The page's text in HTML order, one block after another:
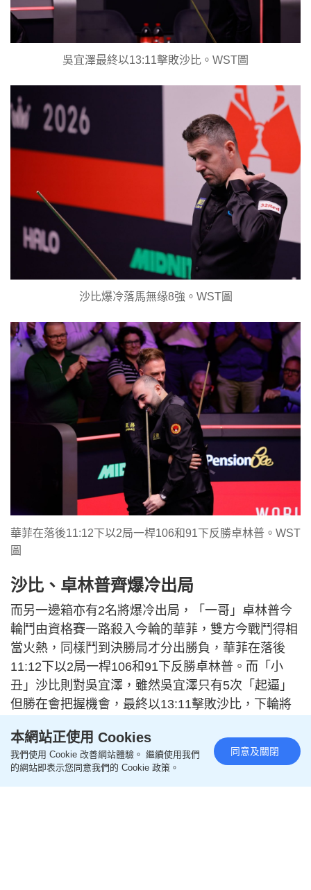
吳宜澤最終以13:11擊敗沙比。WST圖
沙比爆冷落馬無缘8強。WST圖
華菲在落後11:12下以2局一桿106和91下反勝卓林普。WST
圖
沙比、卓林普齊爆冷出局
而另一邊箱亦有2名將爆冷出局，「一哥」卓林普今
輪鬥由資格賽一路殺入今輪的華菲，雙方今戰鬥得相
當火熱，同樣鬥到決勝局才分出勝負，華菲在落後
11:12下以2局一桿106和91下反勝卓林普。而「小
丑」沙比則對吳宜澤，雖然吳宜澤只有5次「起逼」
但勝在會把握機會，最終以13:11擊敗沙比，下輪將
本網站正使用 Cookies
我們使用 Cookie 改善網站體驗。 繼續使用我們
的網站即表示您同意我們的 Cookie 政策。
同意及關閉